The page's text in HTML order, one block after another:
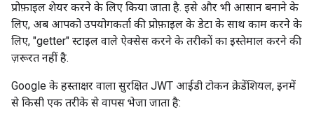
प्रोफ़ाइल शेयर करने के लिए किया जाता है. इसे और भी आसान बनाने के
लिए, अब आपको उपयोगकर्ता की प्रोफ़ाइल के डेटा के साथ काम करने के
लिए, "getter" स्टाइल वाले ऐक्सेस करने के तरीकों का इस्तेमाल करने की
ज़रूरत नहीं है.
Google के हस्ताक्षर वाला सुरक्षित JWT आईडी टोकन क्रेडेंशियल, इनमें
से किसी एक तरीके से वापस भेजा जाता है: